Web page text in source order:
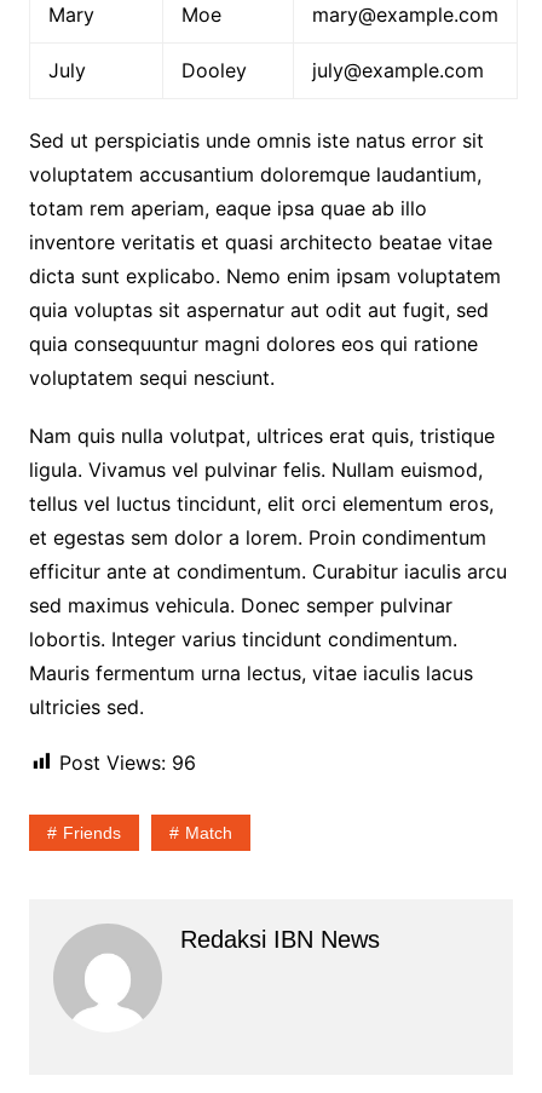
Mary Moe mary@example.com
July Dooley july@example.com
Sed ut perspiciatis unde omnis iste natus error sit
voluptatem accusantium doloremque laudantium,
totam rem aperiam, eaque ipsa quae ab illo
inventore veritatis et quasi architecto beatae vitae
dicta sunt explicabo. Nemo enim ipsam voluptatem
quia voluptas sit aspernatur aut odit aut fugit, sed
quia consequuntur magni dolores eos qui ratione
voluptatem sequi nesciunt.
Nam quis nulla volutpat, ultrices erat quis, tristique
ligula. Vivamus vel pulvinar felis. Nullam euismod,
tellus vel luctus tincidunt, elit orci elementum eros,
et egestas sem dolor a lorem. Proin condimentum
efficitur ante at condimentum. Curabitur iaculis arcu
sed maximus vehicula. Donec semper pulvinar
lobortis. Integer varius tincidunt condimentum.
Mauris fermentum urna lectus, vitae iaculis lacus
ultricies sed.
Post Views: 96
Friends Match
Redaksi IBN News